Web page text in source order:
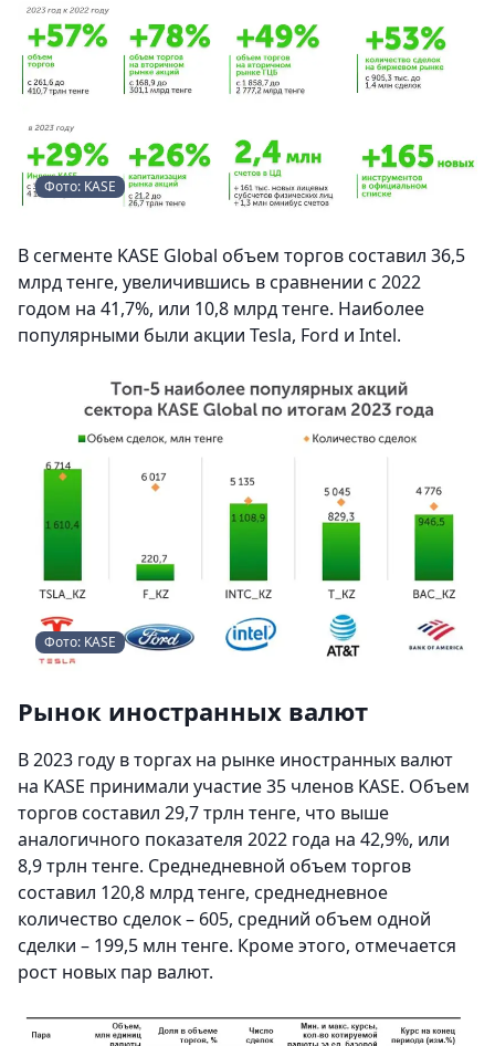
Фото: KASE
В сегменте KASE Global объем торгов составил 36,5
млрд тенге, увеличившись в сравнении с 2022
годом на 41,7%, или 10,8 млрд тенге. Наиболее
популярными были акции Tesla, Ford и Intel.
Фото: KASE
Рынок иностранных валют
В 2023 году в торгах на рынке иностранных валют
на KASE принимали участие 35 членов KASE. Объем
торгов составил 29,7 трлн тенге, что выше
аналогичного показателя 2022 года на 42,9%, или
8,9 трлн тенге. Среднедневной объем торгов
составил 120,8 млрд тенге, среднедневное
количество сделок – 605, средний объем одной
сделки – 199,5 млн тенге. Кроме этого, отмечается
рост новых пар валют.